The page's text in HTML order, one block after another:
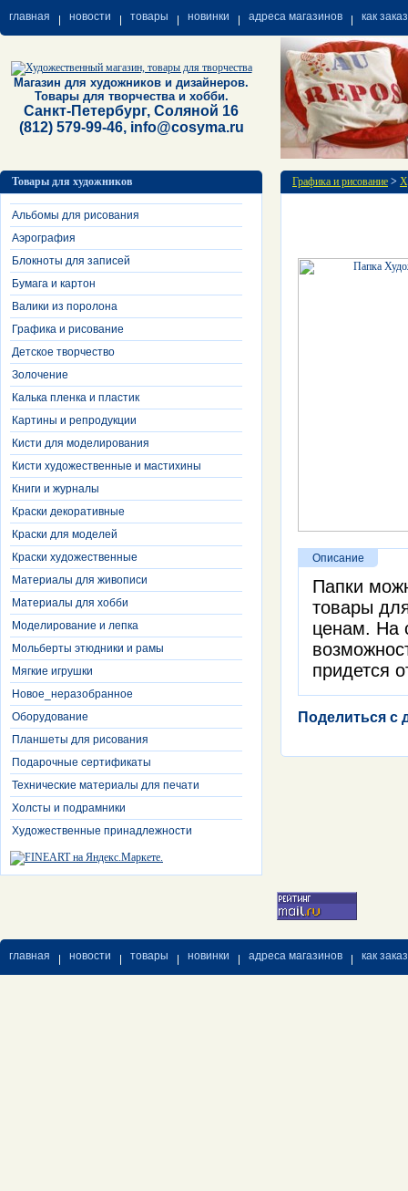
главная новости товары новинки адреса магазинов как
Магазин для художников и дизайнеров.
Товары для творчества и хобби.
Санкт-Петербург, Соляной 16
(812) 579-99-46, info@cosyma.ru
Товары для художников
Альбомы для рисования
Аэрография
Блокноты для записей
Бумага и картон
Валики из поролона
Графика и рисование
Детское творчество
Золочение
Калька пленка и пластик
Картины и репродукции
Кисти для моделирования
Кисти художественные и мастихины
Книги и журналы
Краски декоративные
Краски для моделей
Краски художественные
Материалы для живописи
Материалы для хобби
Моделирование и лепка
Мольберты этюдники и рамы
Мягкие игрушки
Новое_неразобранное
Оборудование
Планшеты для рисования
Подарочные сертификаты
Технические материалы для печати
Холсты и подрамники
Художественные принадлежности
Графика и рисование >
Описание
Папки
товары
ценам. На
придется
Поделиться с
главная новости товары новинки адреса магазинов как